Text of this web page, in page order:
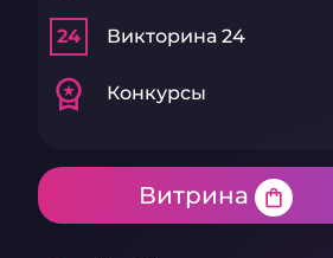
24 Викторина 24
workspace_premium Конкурсы
Витрина shopping_bag